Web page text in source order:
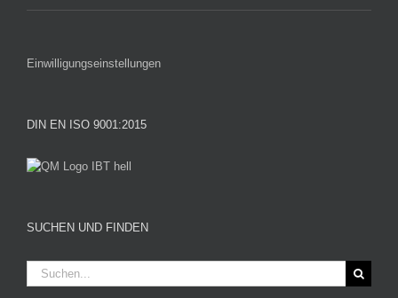
Einwilligungseinstellungen
DIN EN ISO 9001:2015
SUCHEN UND FINDEN
Suche
nach: